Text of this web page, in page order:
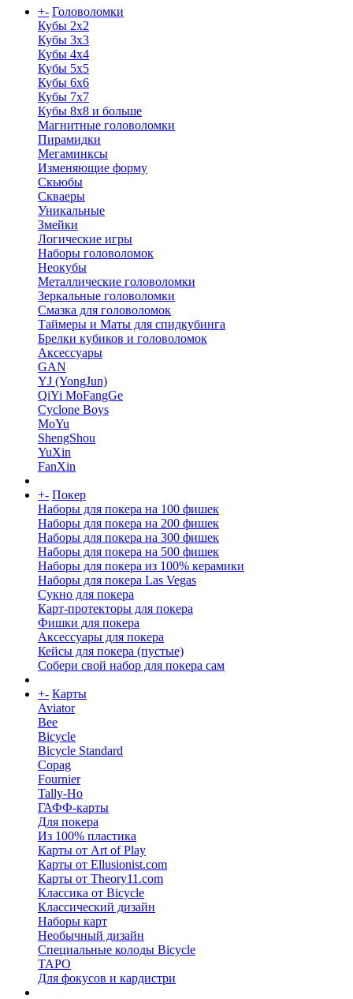
+- Головоломки
Кубы 2х2
Кубы 3х3
Кубы 4x4
Кубы 5х5
Кубы 6х6
Кубы 7х7
Кубы 8х8 и больше
Магнитные головоломки
Пирамидки
Мегаминксы
Изменяющие форму
Скьюбы
Скваеры
Уникальные
Змейки
Логические игры
Наборы головоломок
Неокубы
Металлические головоломки
Зеркальные головоломки
Смазка для головоломок
Таймеры и Маты для спидкубинга
Брелки кубиков и головоломок
Аксессуары
GAN
YJ (YongJun)
QiYi MoFangGe
Cyclone Boys
MoYu
ShengShou
YuXin
FanXin
+- Покер
Наборы для покера на 100 фишек
Наборы для покера на 200 фишек
Наборы для покера на 300 фишек
Наборы для покера на 500 фишек
Наборы для покера из 100% керамики
Наборы для покера Las Vegas
Сукно для покера
Карт-протекторы для покера
Фишки для покера
Аксессуары для покера
Кейсы для покера (пустые)
Собери свой набор для покера сам
+- Карты
Aviator
Bee
Bicycle
Bicycle Standard
Copag
Fournier
Tally-Ho
ГАФФ-карты
Для покера
Из 100% пластика
Карты от Art of Play
Карты от Ellusionist.com
Карты от Theory11.com
Классика от Bicycle
Классический дизайн
Наборы карт
Необычный дизайн
Специальные колоды Bicycle
ТАРО
Для фокусов и кардистри